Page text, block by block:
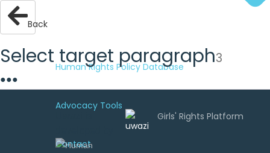
Human Rights Policy Database
Advocacy Tools
Contact
Back
Select target paragraph3
●●●